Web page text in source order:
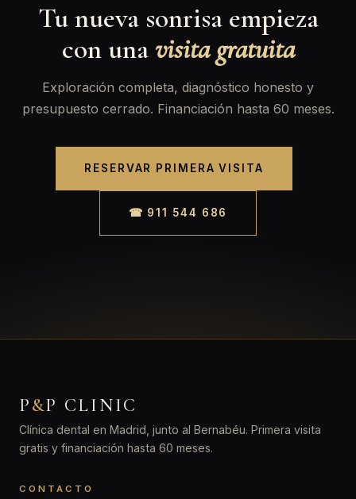
Tu nueva sonrisa empieza
con unavisita gratuita
Exploración completa, diagnóstico honesto y
presupuesto cerrado. Financiación hasta 60 meses.
RESERVAR PRIMERA VISITA
☎ 911 544 686
P&P CLINIC
Clínica dental en Madrid, junto al Bernabéu. Primera visita
gratis y financiación hasta 60 meses.
CONTACTO